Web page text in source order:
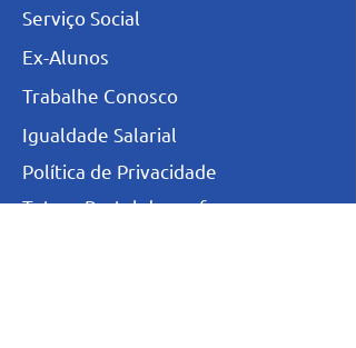
Serviço Social
Ex-Alunos
Trabalhe Conosco
Igualdade Salarial
Política de Privacidade
Totvs - Portal do professor